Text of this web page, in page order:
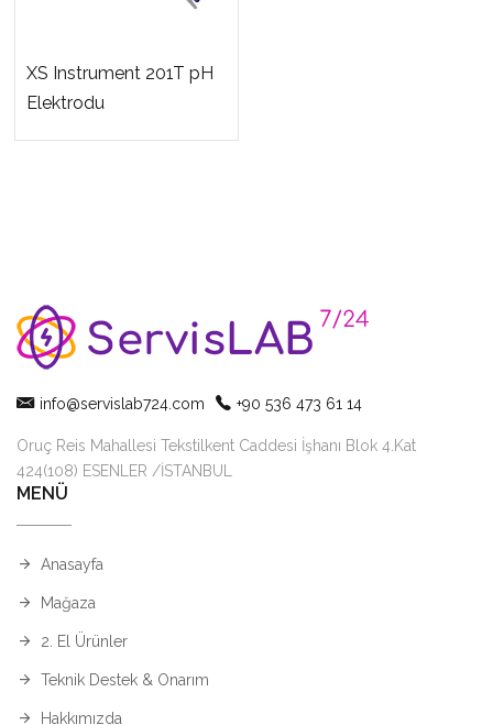
XS Instrument 201T pH
Elektrodu
info@servislab724.com +90 536 473 61 14
Oruç Reis Mahallesi Tekstilkent Caddesi İşhanı Blok 4.Kat
424(108) ESENLER /İSTANBUL
MENÜ
Anasayfa
Mağaza
2. El Ürünler
Teknik Destek & Onarım
Hakkımızda